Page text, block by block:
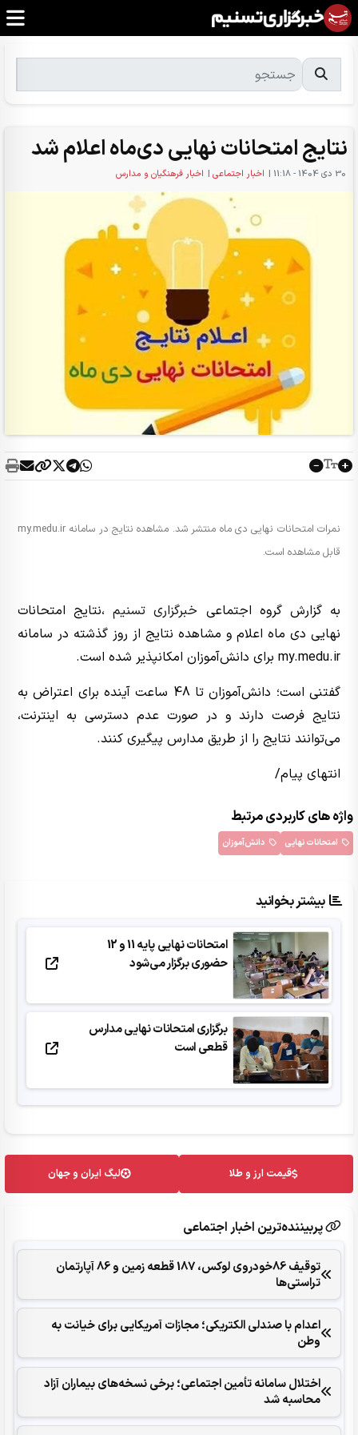
نتایج امتحانات نهایی دی‌ماه اعلام شد
30 دی 1404 - 11:18 | اخبار اجتماعی | اخبار فرهنگیان و مدارس
نمرات امتحانات نهایی دی ماه منتشر شد. مشاهده نتایج در سامانه my.medu.ir
قابل مشاهده است.
به گزارش گروه اجتماعی خبرگزاری تسنیم،نتایج امتحانات
نهایی دی ماه اعلام و مشاهده نتایج از روز گذشته در سامانه
my.medu.ir برای دانش‌آموزان امکانپذیر شده است.
گفتنی است؛ دانش‌آموزان تا 48 ساعت آینده برای اعتراض به
نتایج فرصت دارند و در صورت عدم دسترسی به اینترنت،
می‌توانند نتایج را از طریق مدارس پیگیری کنند.
انتهای پیام/
واژه های کاربردی مرتبط
امتحانات نهایی دانش‌آموزان
بیشتر بخوانید
امتحانات نهایی پایه 11 و 12
حضوری برگزار می‌شود
برگزاری امتحانات نهایی مدارس
قطعی است
قیمت ارز و طلا لیگ ایران و جهان
پربیننده‌ترین اخبار اجتماعی
توقیف 86خودروی لوکس، 187 قطعه زمین و 86 آپارتمان
تراستی‌ها
اعدام با صندلی الکتریکی؛ مجازات آمریکایی برای خیانت به
وطن
اختلال سامانه تأمین اجتماعی؛ برخی نسخه‌های بیماران آزاد
محاسبه شد